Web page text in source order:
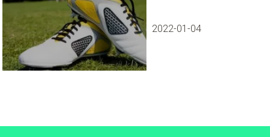
2022-01-04